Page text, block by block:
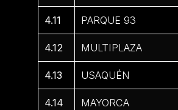
4.11 PARQUE 93
4.12 MULTIPLAZA
4.13 USAQUÉN
4.14 MAYORCA